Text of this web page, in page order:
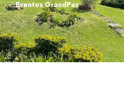
Eventos GrandPas